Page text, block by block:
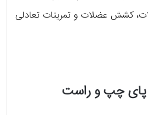
کشش عضلات و تمرینات تعادلی
پای چپ و راست